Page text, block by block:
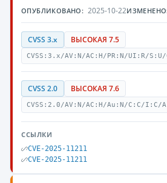
ОПУБЛИКОВАНО: 2025-10-22
CVSS 3.x ВЫСОКАЯ 7.5
CVSS:3.x/AV:N/AC:H/PR:N/UI:R/
CVSS 2.0 ВЫСОКАЯ 7.6
CVSS:2.0/AV:N/AC:H/Au:N/C:C/I:C/
ССЫЛКИ
CVE-2025-11211
CVE-2025-11211